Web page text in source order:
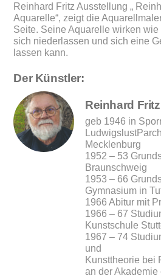
Reinhard Fritz Ausstellung „
Aquarelle“, zeigt die
Seite. Seine Aquarelle wirken
sich niederlassen und sich eine
lassen kann.
Der Künstler:
Reinhard Fritz
geb 1946 in
Mecklenburg
1952 – 53
Braunschweig
1953 – 66
Gymnasium in
1966 Abitur mit
1966 – 67
Kunstschule
1967 – 74
und
Kunsttheorie bei
an der